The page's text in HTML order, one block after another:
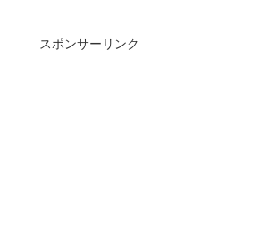
スポンサーリンク